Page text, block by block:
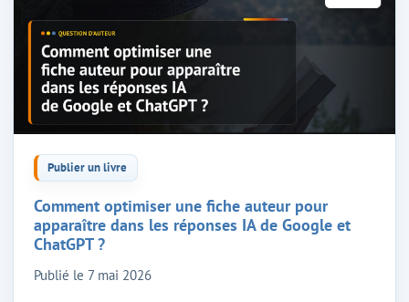
Publier un livre
Comment optimiser une fiche auteur pour
apparaître dans les réponses IA de Google et
ChatGPT ?
Publié le 7 mai 2026